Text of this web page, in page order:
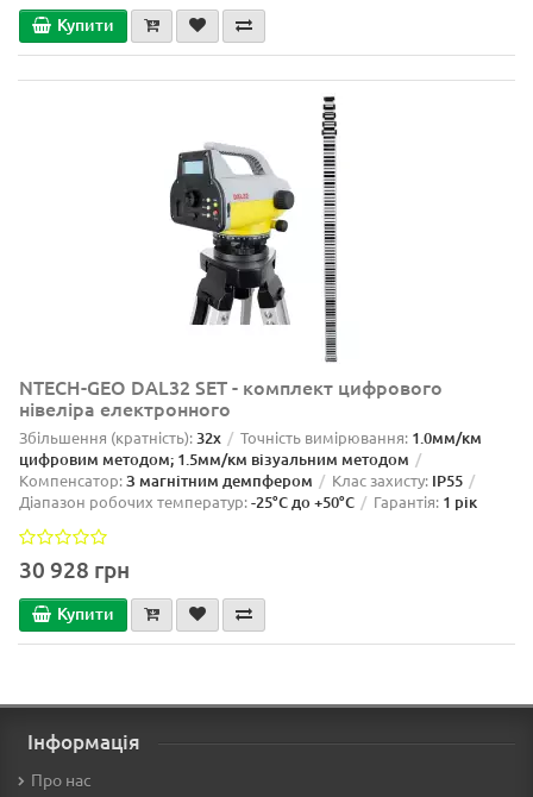
Купити
NTECH-GEO DAL32 SET - комплект цифрового
нівеліра електронного
Збільшення (кратність):32x Точність вимірювання: 1.0мм/км
цифровим методом; 1.5мм/км візуальним методом
Компенсатор:З магнітним демпфером Клас захисту: IP55
Діапазон робочих температур:-25°C до +50°C Гарантія: 1 рік
30 928 грн
Купити
Інформація
Про нас